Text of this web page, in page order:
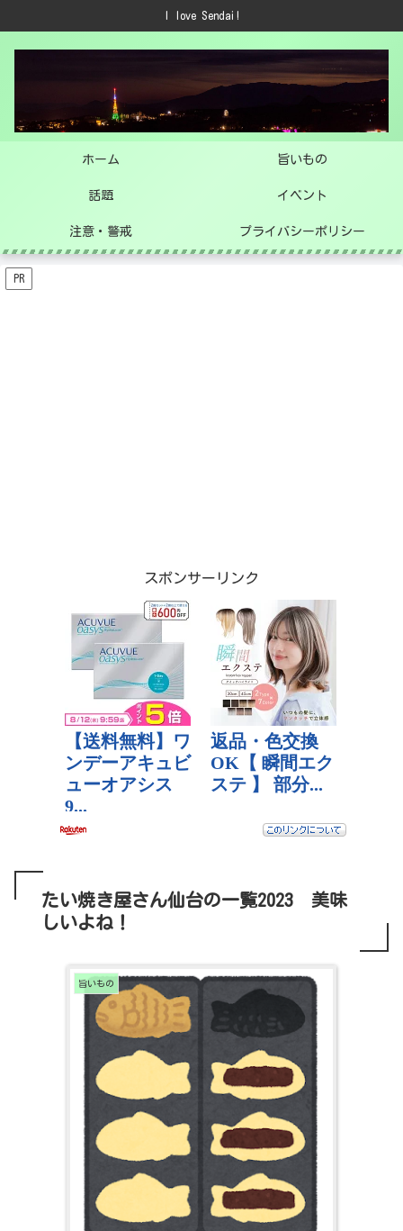
I love Sendai!
ホーム 旨いもの
話題 イベント
注意・警戒 プライバシーポリシー
PR
スポンサーリンク
たい焼き屋さん仙台の一覧2023 美味
しいよね！
旨いもの